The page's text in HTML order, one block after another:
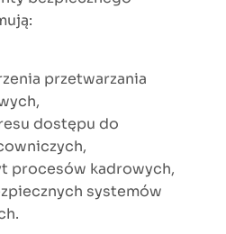
przetwarzania
dostępu do
procesów kadrowych,
systemów